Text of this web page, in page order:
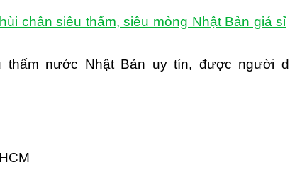
chân siêu thấm, siêu mỏng Nhật Bản giá sỉ
nước Nhật Bản uy tín, được người